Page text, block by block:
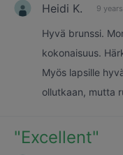
Heidi K. 9
Hyvä brunssi.
kokonaisuus.
Myös lapsille
ollutkaan, mutta
"Excellent"